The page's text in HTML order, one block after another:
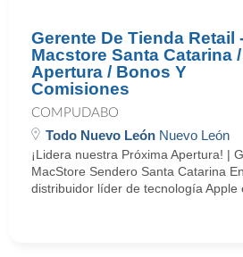
Gerente De Tienda Retail
Macstore Santa Catarina /
Apertura / Bonos Y
Comisiones
COMPUDABO
Todo Nuevo León Nuevo León
¡Lidera nuestra Próxima Apertura! |
MacStore Sendero Santa Catarina
distribuidor líder de tecnología Apple